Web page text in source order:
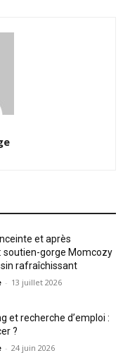
et après
soutien-gorge Momcozy
rafraîchissant
- 13 juillet 2026
et recherche d’emploi :
?
- 24 juin 2026